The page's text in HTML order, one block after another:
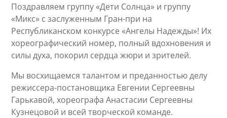
Поздравляем группу «Дети Солнца» и группу
«Микс» с заслуженным Гран-при на
Республиканском конкурсе «Ангелы Надежды»! Их
хореографический номер, полный вдохновения и
силы духа, покорил сердца жюри и зрителей.
Мы восхищаемся талантом и преданностью делу
режиссера-постановщика Евгении Сергеевны
Гарькавой, хореографа Анастасии Сергеевны
Кузнецовой и всей творческой команде.